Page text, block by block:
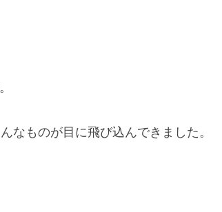
なものが目に飛び込んできました。